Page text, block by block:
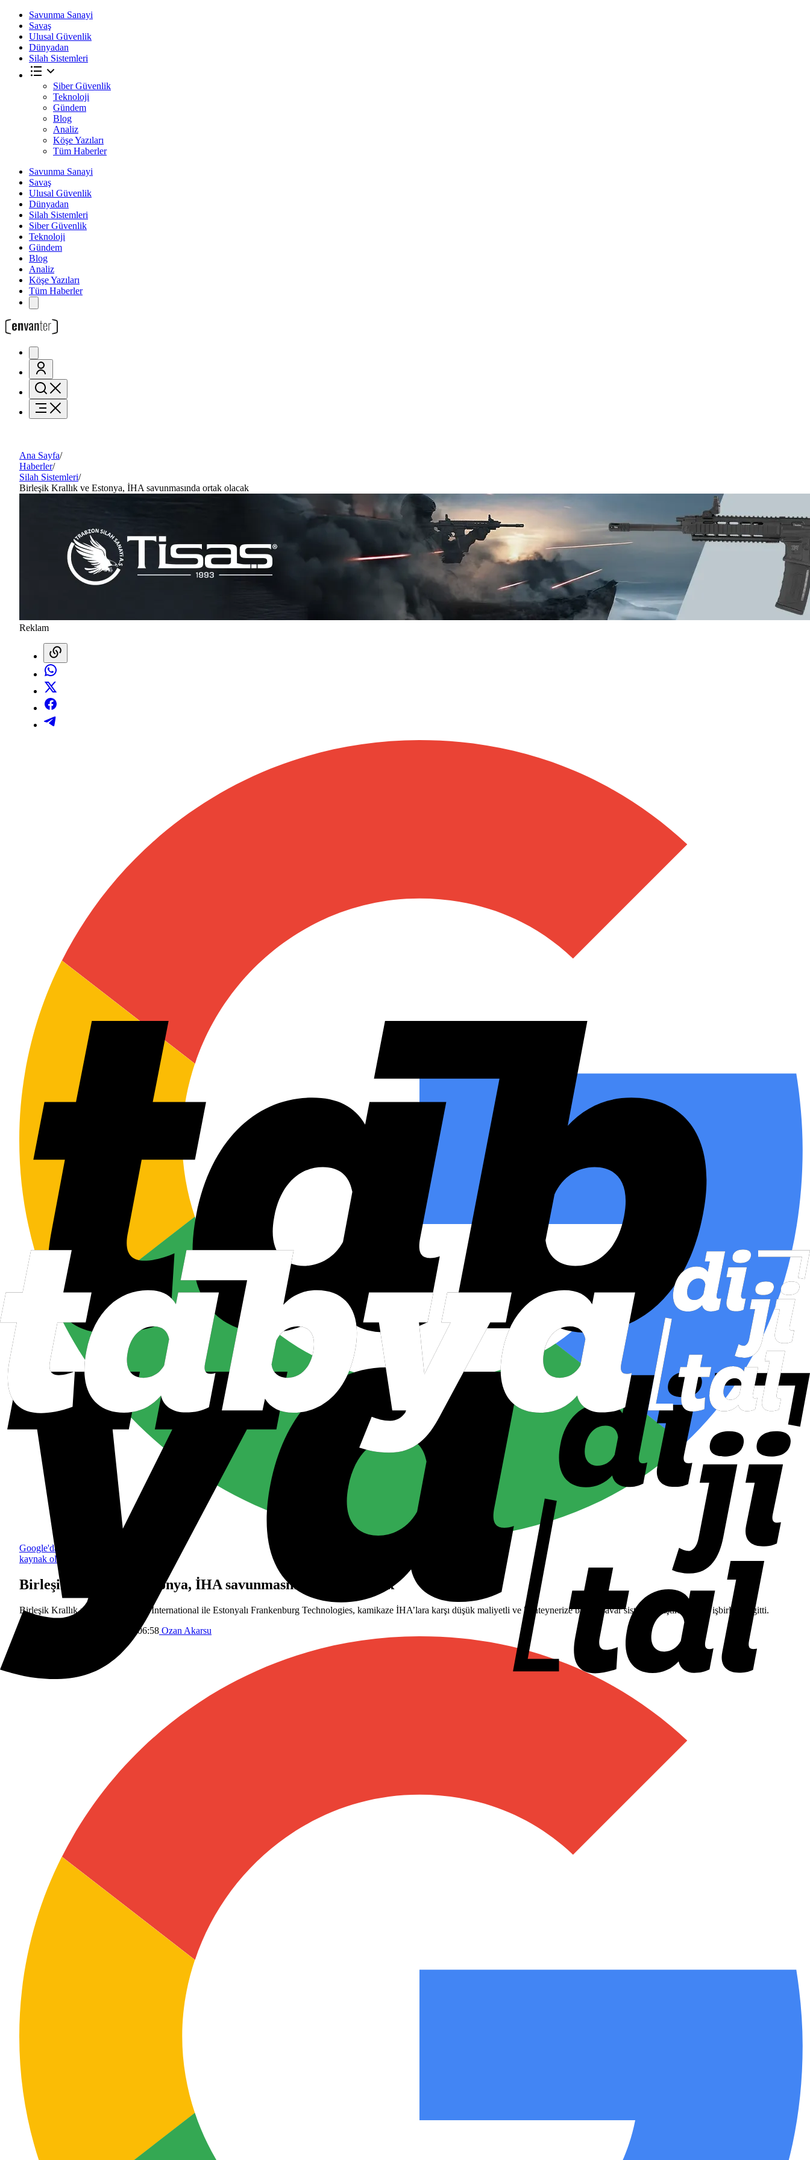
Savunma Sanayi
Savaş
Ulusal Güvenlik
Dünyadan
Silah Sistemleri
Siber Güvenlik
Teknoloji
Gündem
Blog
Analiz
Köşe Yazıları
Tüm Haberler
Savunma Sanayi
Savaş
Ulusal Güvenlik
Dünyadan
Silah Sistemleri
Siber Güvenlik
Teknoloji
Gündem
Blog
Analiz
Köşe Yazıları
Tüm Haberler
Ana Sayfa/
Haberler/
Silah Sistemleri/
Birleşik Krallık ve Estonya, İHA savunmasında ortak olacak
Reklam
Google'da tercih edilen
kaynak olarak ekle
Birleşik Krallık ve Estonya, İHA savunmasında ortak olacak
Birleşik Krallık merkezli Babcock International ile Estonyalı Frankenburg Technologies, kamikaze İHA’lara karşı düşük maliyetli ve konteynerize bir iha savar sistemi geliştirmek için işbirliğine gitti.
13 Ocak 2026 06:58 Ozan Akarsu